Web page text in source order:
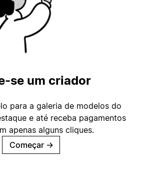
se um criador
para a galeria de modelos do
e até receba pagamentos
apenas alguns cliques.
Começar →